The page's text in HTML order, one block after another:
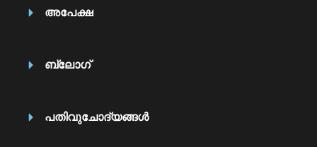
അപേക്ഷ
ബ്ലോഗ്
പതിവുചോദ്യങ്ങൾ